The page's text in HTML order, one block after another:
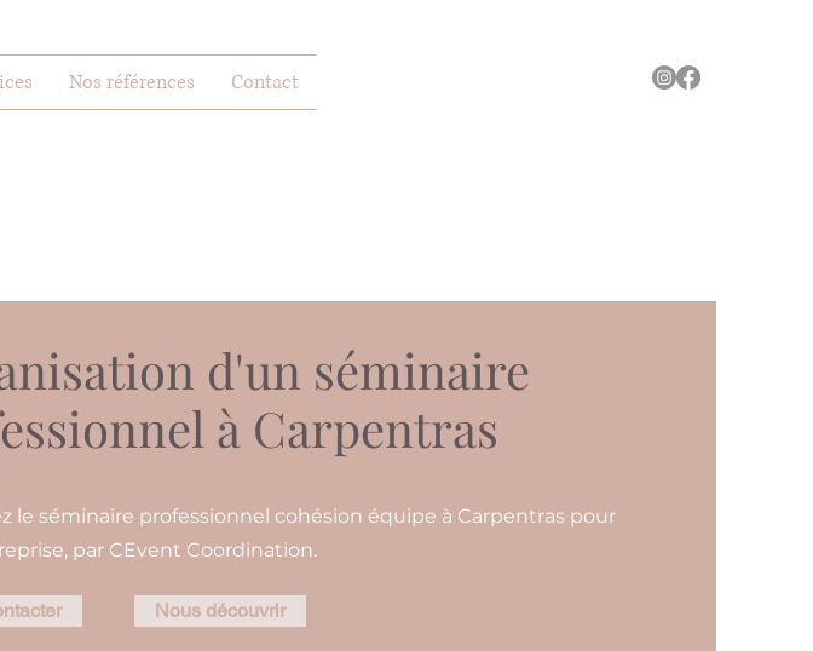
Nos références Contact
d'un séminaire
à Carpentras
le séminaire professionnel cohésion équipe à Carpentras pour
par CEvent Coordination.
Nous découvrir